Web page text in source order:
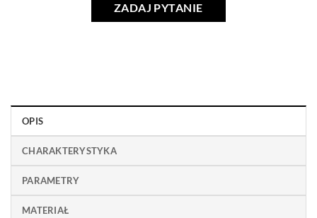
ZADAJ PYTANIE
OPIS
CHARAKTERYSTYKA
PARAMETRY
MATERIAŁ